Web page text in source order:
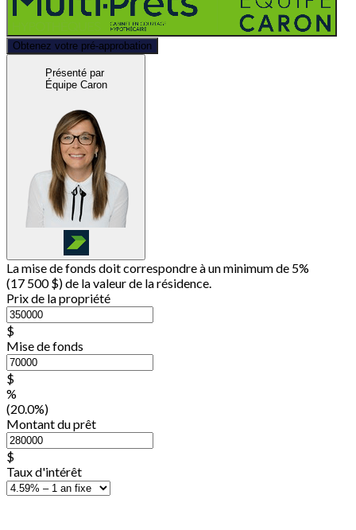
Obtenez votre pré-approbation
Présenté par
Équipe Caron
La mise de fonds doit correspondre à un minimum de 5%
(17 500 $) de la valeur de la résidence.
Prix de la propriété
$
Mise de fonds
$
%
(20.0%)
Montant du prêt
$
Taux d'intérêt